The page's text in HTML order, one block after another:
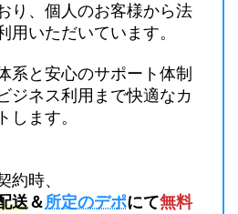
り、個人のお客様から法
用いただいています。
系と安心のサポート体制
ジネス利用まで快適なカ
します。
約時、
送＆所定のデポにて無料